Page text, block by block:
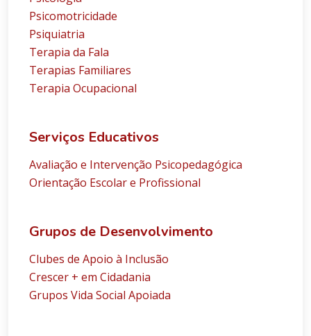
Psicomotricidade
Psiquiatria
Terapia da Fala
Terapias Familiares
Terapia Ocupacional
Serviços Educativos
Avaliação e Intervenção Psicopedagógica
Orientação Escolar e Profissional
Grupos de Desenvolvimento
Clubes de Apoio à Inclusão
Crescer + em Cidadania
Grupos Vida Social Apoiada